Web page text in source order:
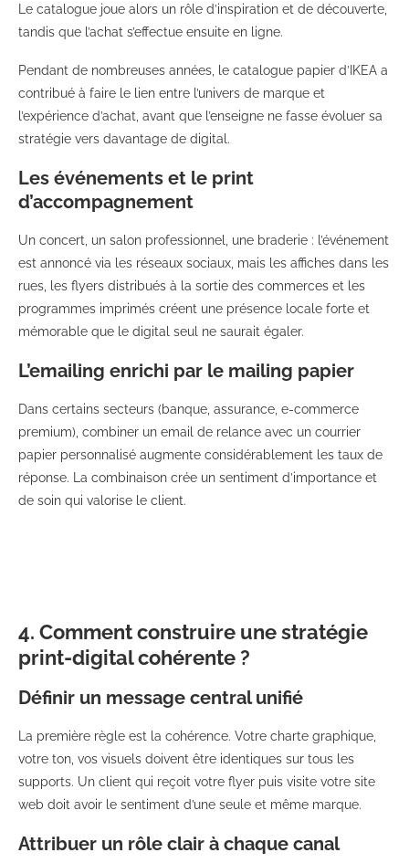
Le catalogue joue alors un rôle d’inspiration et de découverte,
tandis que l’achat s’effectue ensuite en ligne.
Pendant de nombreuses années, le catalogue papier d’IKEA a
contribué à faire le lien entre l’univers de marque et
l’expérience d’achat, avant que l’enseigne ne fasse évoluer sa
stratégie vers davantage de digital.
Les événements et le print
d’accompagnement
Un concert, un salon professionnel, une braderie : l’événement
est annoncé via les réseaux sociaux, mais les affiches dans les
rues, les flyers distribués à la sortie des commerces et les
programmes imprimés créent une présence locale forte et
mémorable que le digital seul ne saurait égaler.
L’emailing enrichi par le mailing papier
Dans certains secteurs (banque, assurance, e-commerce
premium), combiner un email de relance avec un courrier
papier personnalisé augmente considérablement les taux de
réponse. La combinaison crée un sentiment d’importance et
de soin qui valorise le client.
4. Comment construire une stratégie
print-digital cohérente ?
Définir un message central unifié
La première règle est la cohérence. Votre charte graphique,
votre ton, vos visuels doivent être identiques sur tous les
supports. Un client qui reçoit votre flyer puis visite votre site
web doit avoir le sentiment d’une seule et même marque.
Attribuer un rôle clair à chaque canal